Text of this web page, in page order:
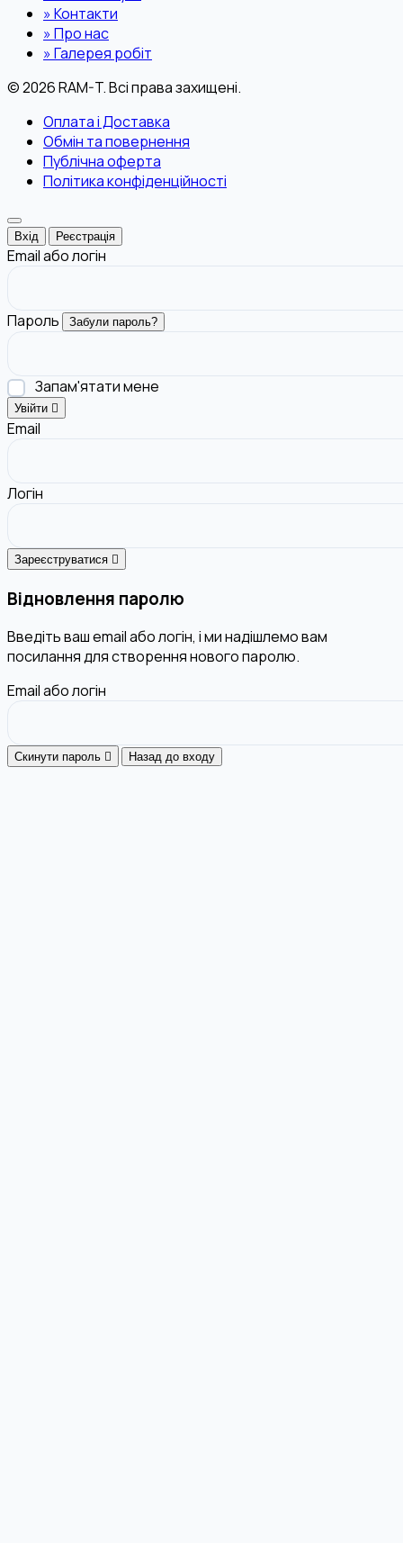
»Контакти
»Про нас
»Галерея робіт
© 2026 RAM-T. Всі права захищені.
Оплата і Доставка
Обмін та повернення
Публічна оферта
Політика конфіденційності
Вхід Реєстрація
Email або логін
Пароль Забули пароль?
Запам'ятати мене
Увійти
Email
Логін
Зареєструватися
Відновлення паролю
Введіть ваш email або логін, і ми надішлемо вам
посилання для створення нового паролю.
Email або логін
Скинути пароль Назад до входу